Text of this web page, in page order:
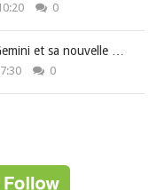
0
et sa nouvelle …
0